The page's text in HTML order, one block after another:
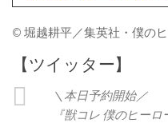
© 堀越耕平／集英社・僕の
【ツイッター】
＼本日予約開始／
『獣コレ 僕のヒー